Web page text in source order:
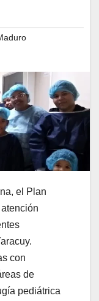
el Plan
con
de
pediátrica